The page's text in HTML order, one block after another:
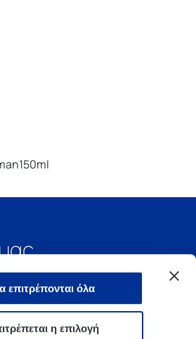
επιτρέπονται όλα
η επιλογή